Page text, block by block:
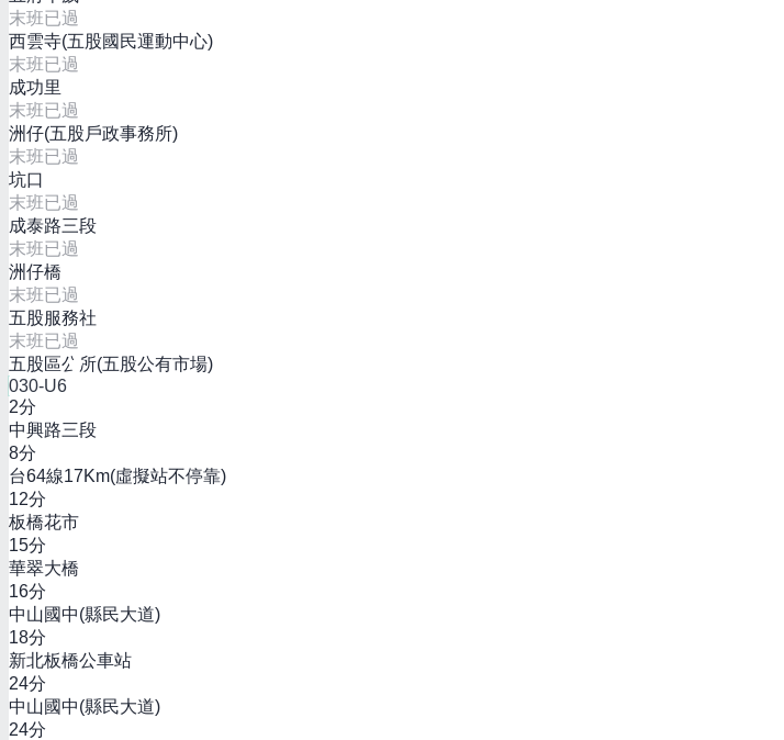
末班已過
西雲寺(五股國民運動中心)
末班已過
成功里
末班已過
洲仔(五股戶政事務所)
末班已過
坑口
末班已過
成泰路三段
末班已過
洲仔橋
末班已過
五股服務社
末班已過
五股區公所(五股公有市場)
030-U6
2分
中興路三段
8分
台64線17Km(虛擬站不停靠)
12分
板橋花市
15分
華翠大橋
16分
中山國中(縣民大道)
18分
新北板橋公車站
24分
中山國中(縣民大道)
24分